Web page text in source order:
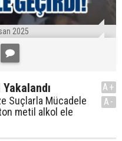
2025
Suçlarla Mücadele
metil alkol ele
A+
A-